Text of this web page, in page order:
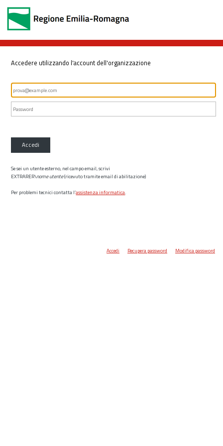
Accedere utilizzando l'account dell'organizzazione
Accedi
Se sei un utente esterno, nel campo email, scrivi
EXTRARER\nome utente(ricevuto tramite email di abilitazione)
Per problemi tecnici contatta l’assistenza informatica.
Accedi Recupera password Modifica password